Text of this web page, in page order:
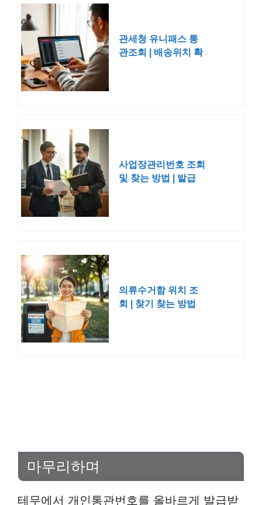
관세청 유니패스 통
관조회 | 배송위치 확
사업장관리번호 조회
및 찾는 방법 | 발급
의류수거함 위치 조
회 | 찾기 찾는 방법
마무리하며
테무에서 개인통관번호를 올바르게 발급받